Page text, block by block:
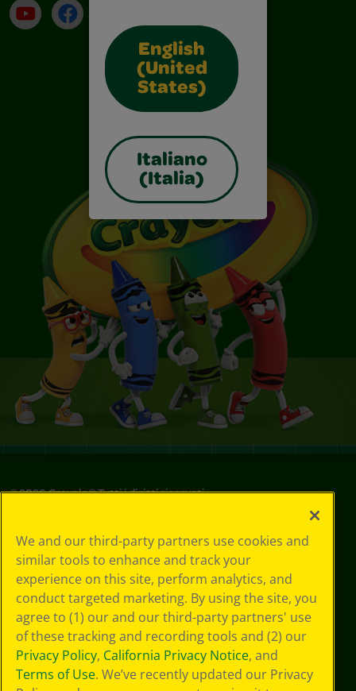
English
(United
States)
Italiano
(Italia)
Su YouTube
Contatti
©2026Crayola® Tutti i diritti riservati.
in materia di
privacy
Informativa sulla
privacy
Termini SMS
GDPR
Informativa sulla
privacy di CA
Technologies
We and our third-party partners use cookies and
similar tools to enhance and track your
experience on this site, perform analytics, and
conduct targeted marketing. By using the site, you
agree to (1) our and our third-party partners' use
of these tracking and recording tools and (2) our
Privacy Policy, California Privacy Notice, and
Terms of Use. We’ve recently updated our Privacy